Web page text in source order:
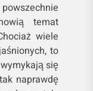
temat
wiele
to
się
naprawdę